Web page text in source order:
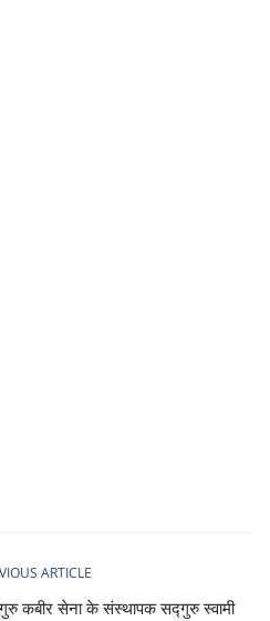
ARTICLE
कबीर सेना के संस्थापक सद्गुरु स्वामी